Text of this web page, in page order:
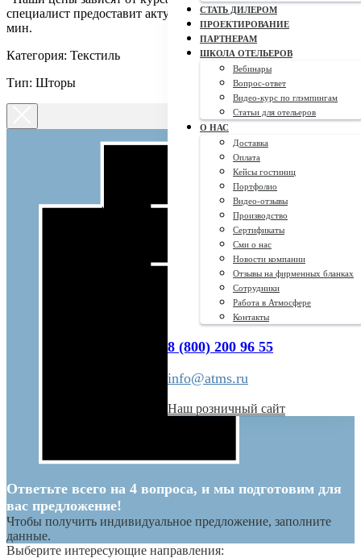
СТАТЬ ДИЛЕРОМ
ПРОЕКТИРОВАНИЕ
ПАРТНЕРАМ
ШКОЛА ОТЕЛЬЕРОВ
Вебинары
Вопрос-ответ
Видео-курс по глэмпингам
Статьи для отельеров
О НАС
Доставка
Оплата
Кейсы гостиниц
Портфолио
Видео-отзывы
Производство
Сертификаты
Сми о нас
Новости компании
Отзывы на фирменных бланках
Сотрудники
Работа в Атмосфере
Контакты
8 (800) 200 96 55
info@atms.ru
Наш розничный сайт
специалист предоставит актуальную стоимость в течение 15
мин.
Категория: Текстиль
Тип: Шторы
Ответьте всего на 4 вопроса, и мы подготовим для
вас предложение!
Чтобы получить индивидуальное предложение, заполните
данные.
Выберите интересующие направления: